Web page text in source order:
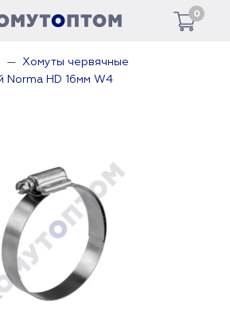
0
Хомуты червячные
Norma HD 16мм W4